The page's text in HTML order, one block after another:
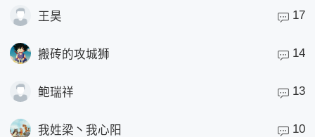
王昊 17
搬砖的攻城狮 14
鲍瑞祥 13
我姓梁丶我心阳 10